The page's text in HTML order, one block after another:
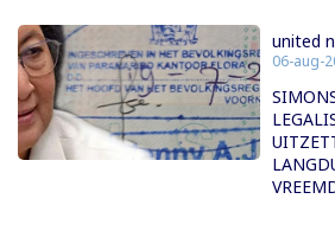
united
06-aug-